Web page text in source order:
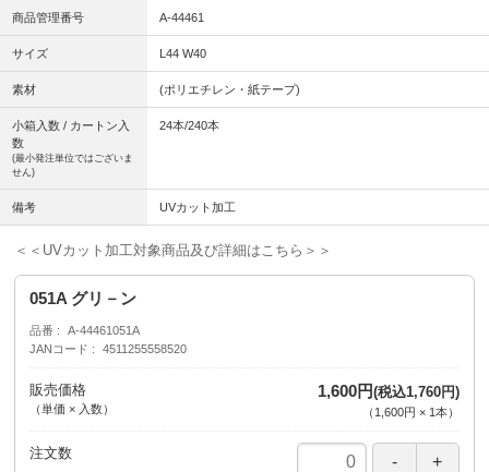
商品管理番号 A-44461
サイズ L44 W40
素材 (ポリエチレン・紙テープ)
小箱入数 / カートン入
数
(最小発注単位ではございま
せん)
24本/240本
備考 UVカット加工
＜＜UVカット加工対象商品及び詳細はこちら＞＞
051A グリ－ン
品番
A-44461051A
JANコード
4511255558520
販売価格
（単価 × 入数）
1,600円(税込1,760円)
（ 1,600円 × 1本）
注文数